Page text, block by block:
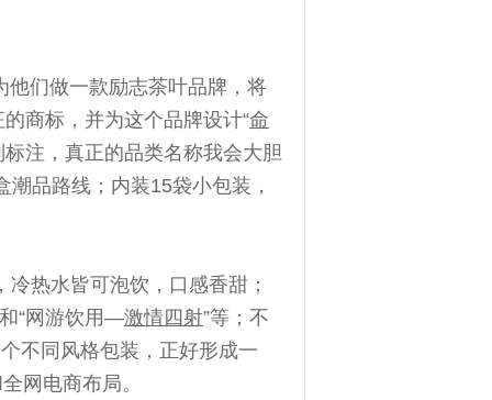
他们做一款励志茶叶品牌，将
商标，并为这个品牌设计“命
注，真正的品类名称我会大胆
品路线；内装15袋小包装，
热水皆可泡饮，口感香甜；
“网游饮用—激情四射”等；不
不同风格包装，正好形成一
网电商布局。